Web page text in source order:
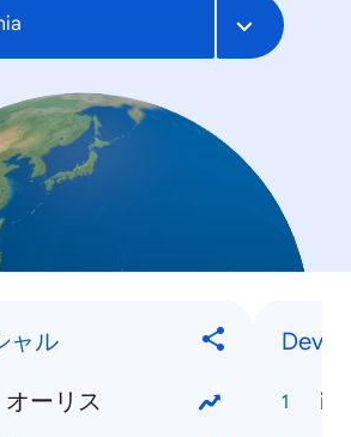
ャル
ーリス